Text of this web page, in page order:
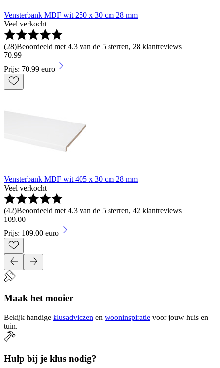
Vensterbank MDF wit 250 x 30 cm 28 mm
Veel verkocht
(28)Beoordeeld met 4.3 van de 5 sterren, 28 klantreviews
70.99
Prijs: 70.99 euro
Vensterbank MDF wit 405 x 30 cm 28 mm
Veel verkocht
(42)Beoordeeld met 4.3 van de 5 sterren, 42 klantreviews
109.00
Prijs: 109.00 euro
Maak het mooier
Bekijk handige klusadviezen en wooninspiratie voor jouw huis en
tuin.
Hulp bij je klus nodig?